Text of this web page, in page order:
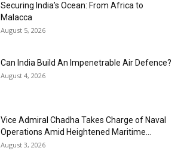
Securing India’s Ocean: From Africa to
Malacca
August 5, 2026
Can India Build An Impenetrable Air Defence?
August 4, 2026
Vice Admiral Chadha Takes Charge of Naval
Operations Amid Heightened Maritime...
August 3, 2026